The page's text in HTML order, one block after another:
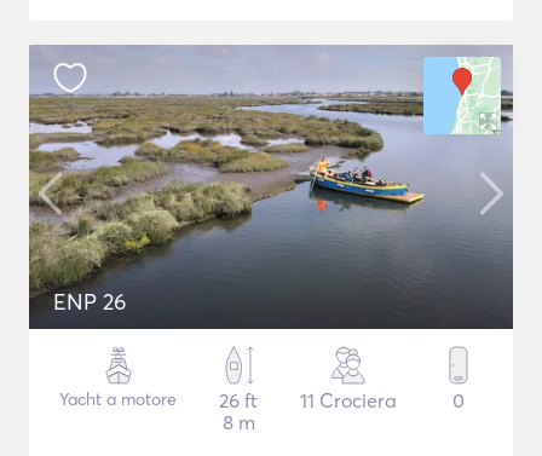
ENP 26
Yacht a motore
26 ft
8 m
11 Crociera 0